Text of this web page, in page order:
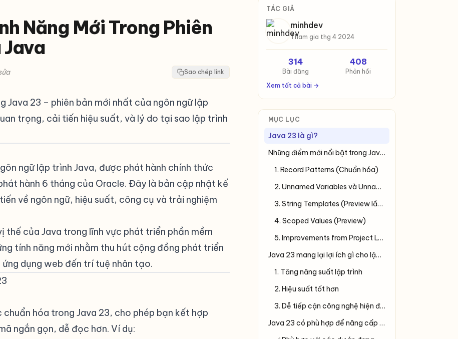
Năng Mới Trong Phiên
Java
Sao chép link
Java 23 – phiên bản mới nhất của ngôn ngữ lập
trọng, cải tiến hiệu suất, và lý do tại sao lập trình
ngữ lập trình Java, được phát hành chính thức
hành 6 tháng của Oracle. Đây là bản cập nhật kế
về ngôn ngữ, hiệu suất, công cụ và trải nghiệm
thế của Java trong lĩnh vực phát triển phần mềm
tính năng mới nhằm thu hút cộng đồng phát triển
dụng web đến trí tuệ nhân tạo.
chuẩn hóa trong Java 23, cho phép bạn kết hợp
ngắn gọn, dễ đọc hơn. Ví dụ:
TÁC GIẢ
minhdev
Tham gia thg 4 2024
314
Bài đăng
408
Phản hồi
Xem tất cả bài →
MỤC LỤC
Java 23 là gì?
Những điểm mới nổi bật trong Java 23
1. Record Patterns (Chuẩn hóa)
2. Unnamed Variables và Unnamed Patterns
3. String Templates (Preview lần 2)
4. Scoped Values (Preview)
5. Improvements from Project Loom, Panama và Valhalla
Java 23 mang lại lợi ích gì cho lập trình viên?
1. Tăng năng suất lập trình
2. Hiệu suất tốt hơn
3. Dễ tiếp cận công nghệ hiện đại
Java 23 có phù hợp để nâng cấp không?